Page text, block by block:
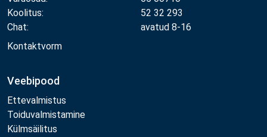
Koolitus:
52 32 293
Chat:
avatud 8-16
Kontaktvorm
Veebipood
Ettevalmistus
Toiduvalmistamine
Külmsäilitus